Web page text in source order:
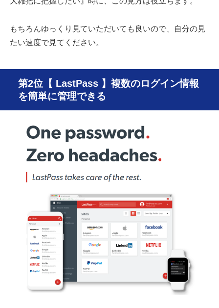
もちろんゆっくり見ていただいても良いので、自分の見
たい速度で見てください。
第2位【 LastPass 】複数のログイン情報
を簡単に管理できる